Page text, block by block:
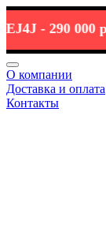
-290 000 р 💰
О компании
Доставка и оплата
Контакты